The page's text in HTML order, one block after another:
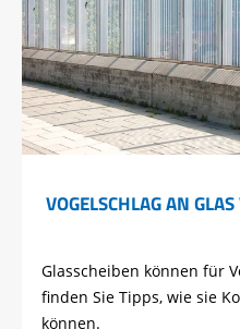
VOGELSCHLAG AN
Glasscheiben können für
finden Sie Tipps, wie sie
können.